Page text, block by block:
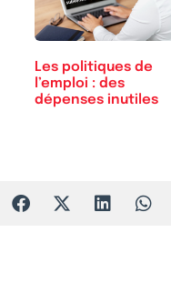
Les politiques de
l’emploi : des
dépenses inutiles